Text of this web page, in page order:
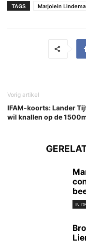
TAGS Marjolein
Vorig artikel
IFAM-koorts: Lander
wil knallen op de
IN